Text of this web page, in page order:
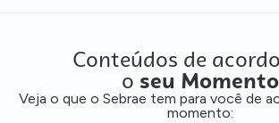
Conteúdos de
o seu Momento
Veja o que o Sebrae tem para você de
momento: